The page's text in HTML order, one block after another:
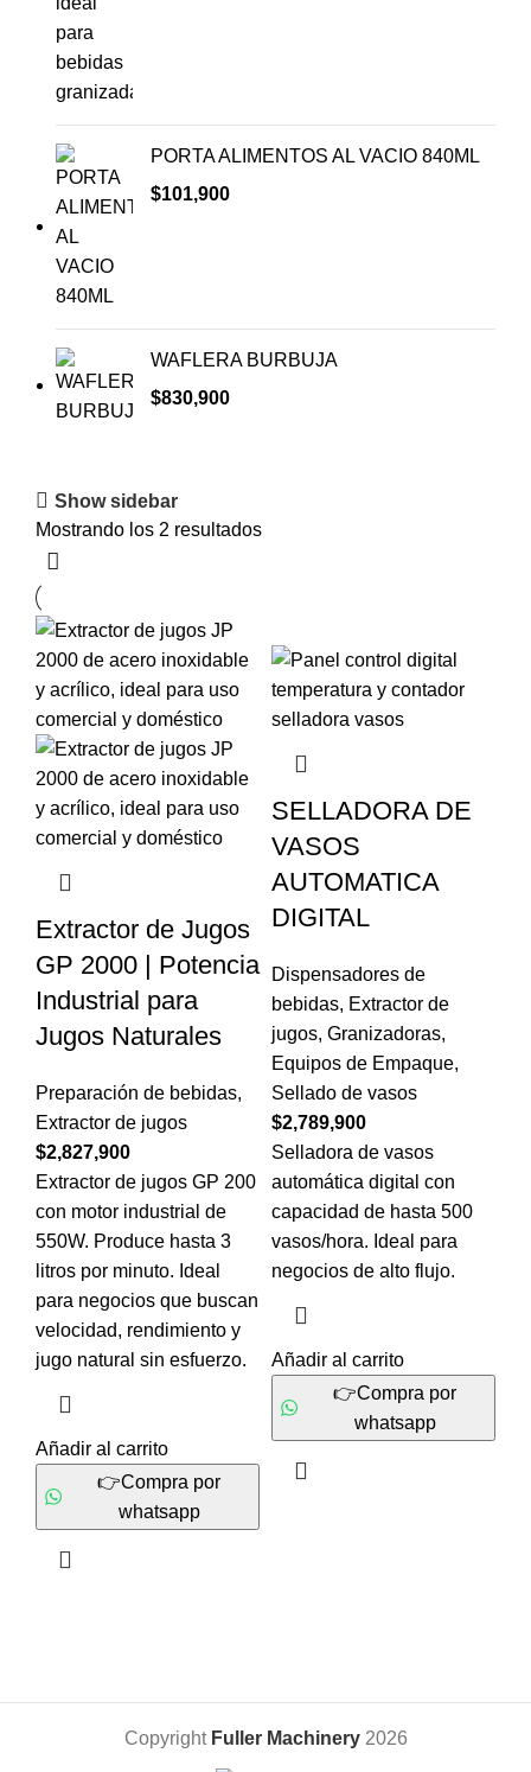
PORTA ALIMENTOS AL VACIO 840ML
$101,900
WAFLERA BURBUJA
$830,900
Show sidebar
Mostrando los 2 resultados
Extractor de Jugos
GP 2000 | Potencia
Industrial para
Jugos Naturales
Preparación de bebidas,
Extractor de jugos
$2,827,900
Extractor de jugos GP 200
con motor industrial de
550W. Produce hasta 3
litros por minuto. Ideal
para negocios que buscan
velocidad, rendimiento y
jugo natural sin esfuerzo.
Añadir al carrito
👉Compra por
whatsapp
SELLADORA DE
VASOS
AUTOMATICA
DIGITAL
Dispensadores de
bebidas, Extractor de
jugos, Granizadoras,
Equipos de Empaque,
Sellado de vasos
$2,789,900
Selladora de vasos
automática digital con
capacidad de hasta 500
vasos/hora. Ideal para
negocios de alto flujo.
Añadir al carrito
👉Compra por
whatsapp
Copyright Fuller Machinery 2026